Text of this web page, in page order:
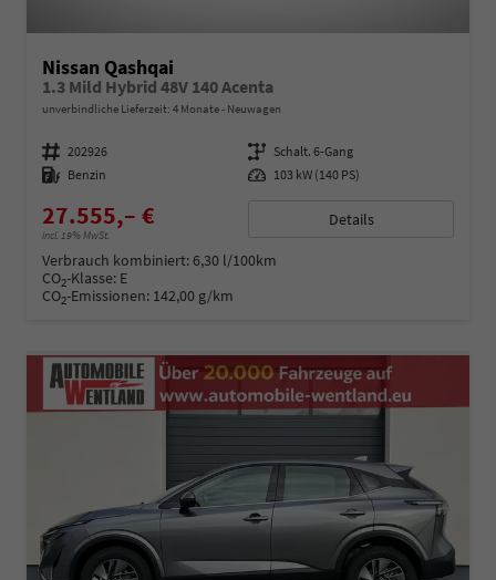
Nissan Qashqai
1.3 Mild Hybrid 48V 140 Acenta
unverbindliche Lieferzeit: 4 Monate Neuwagen
Fahrzeugnummer 202926 Getriebe Schalt. 6-Gang
Kraftstoff Benzin Leistung 103 kW (140 PS)
27.555,– €
incl. 19% MwSt.
Details
Verbrauch kombiniert:6,30 l/100km
CO2-Klasse: E
CO2-Emissionen: 142,00 g/km